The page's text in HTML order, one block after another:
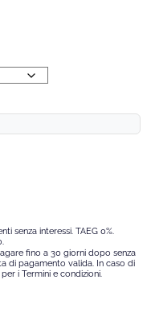
senza interessi. TAEG 0%.
fino a 30 giorni dopo senza
di pagamento valida. In caso di
i Termini e condizioni.